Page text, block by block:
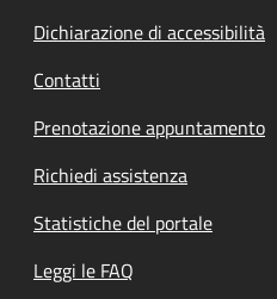
Dichiarazione di accessibilità
Contatti
Prenotazione appuntamento
Richiedi assistenza
Statistiche del portale
Leggi le FAQ